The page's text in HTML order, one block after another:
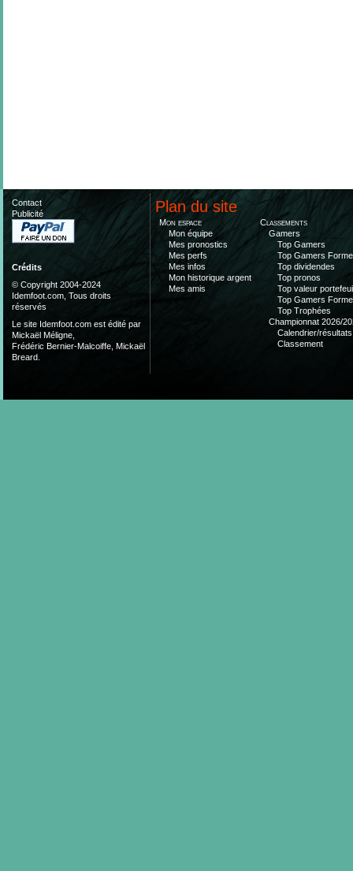
Contact
Publicité
Crédits
© Copyright 2004-2024
Idemfoot.com, Tous droits
réservés
Le site Idemfoot.com est édité par
Mickaël Méligne,
Frédéric Bernier-Malcoiffe, Mickaël
Breard.
Plan du site
Mon espace
Mon équipe
Mes pronostics
Mes perfs
Mes infos
Mon historique argent
Mes amis
Classements
Gamers
Top Gamers
Top Gamers Forme
Top dividendes
Top pronos
Top valeur
Top Gamers Forme
Top Trophées
Championnat 2026/
Calendrier/résultats
Classement